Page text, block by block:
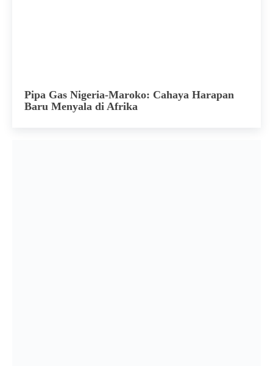
Pipa Gas Nigeria-Maroko: Cahaya Harapan
Baru Menyala di Afrika